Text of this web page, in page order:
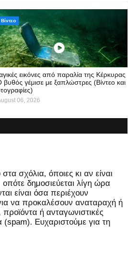
Βίντεο
εικόνες από παραλία της Κέρκυρας
βυθός γέμισε με ξαπλώστρες (Βίντεο και
06, 2026
σχόλια, όποιες κι αν είναι
δημοσιεύεται λίγη ώρα
είναι όσα περιέχουν
να προκαλέσουν αναταραχή ή
ή ανταγωνιστικές
(spam). Ευχαριστούμε για τη